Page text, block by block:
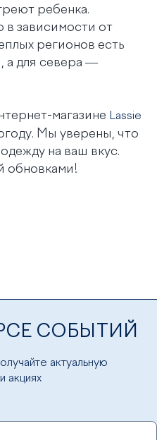
ребенка.
в зависимости от
регионов есть
а для севера —
магазине Lassie
Мы уверены, что
на ваш вкус.
обновками!
СОБЫТИЙ
актуальную
акциях